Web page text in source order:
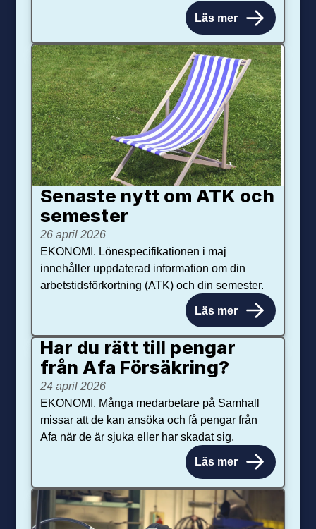
Läs mer
Senaste nytt om ATK och
se­mester
26 april 2026
EKONOMI. Lönespecifikationen i maj
innehåller uppdaterad information om din
arbetstidsförkortning (ATK) och din semester.
Läs mer
Har du rätt till pengar
från Afa Försäkring?
24 april 2026
EKONOMI. Många medarbetare på Samhall
missar att de kan ansöka och få pengar från
Afa när de är sjuka eller har skadat sig.
Läs mer